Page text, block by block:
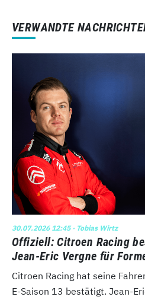
VERWANDTE
30.07.2026 12:45· Tobias Wirtz
Offiziell: Citroen Racing
Jean-Eric Vergne für
Citroen Racing hat seine
E-Saison 13 bestätigt. Jean-